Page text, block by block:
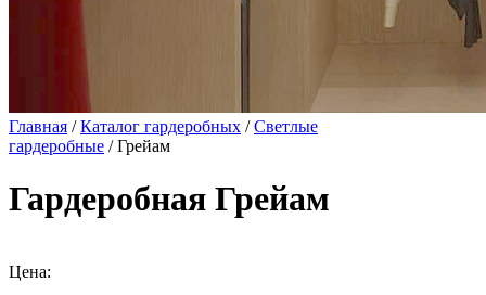
Главная /Каталог гардеробных /Светлые
гардеробные / Грейам
Гардеробная Грейам
Цена: